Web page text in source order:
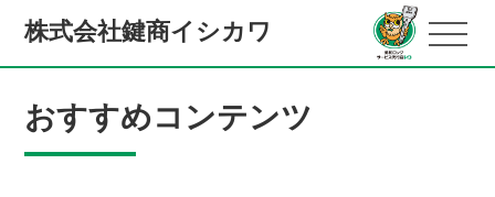
株式会社鍵商イシカワ
おすすめコンテンツ